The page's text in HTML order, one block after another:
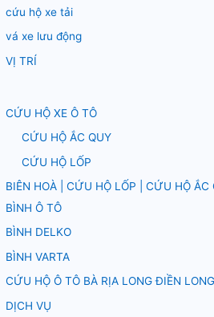
cứu hộ xe tải
vá xe lưu động
VỊ TRÍ
CỨU HỘ XE Ô TÔ
CỨU HỘ ẮC QUY
CỨU HỘ LỐP
BIÊN HOÀ | CỨU HỘ LỐP | CỨU HỘ ẮC
BÌNH Ô TÔ
BÌNH DELKO
BÌNH VARTA
CỨU HỘ Ô TÔ BÀ RỊA LONG ĐIỀN
DỊCH VỤ